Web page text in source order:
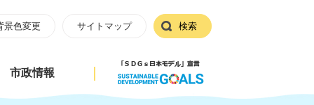
景色変更 サイトマップ 検索
市政情報